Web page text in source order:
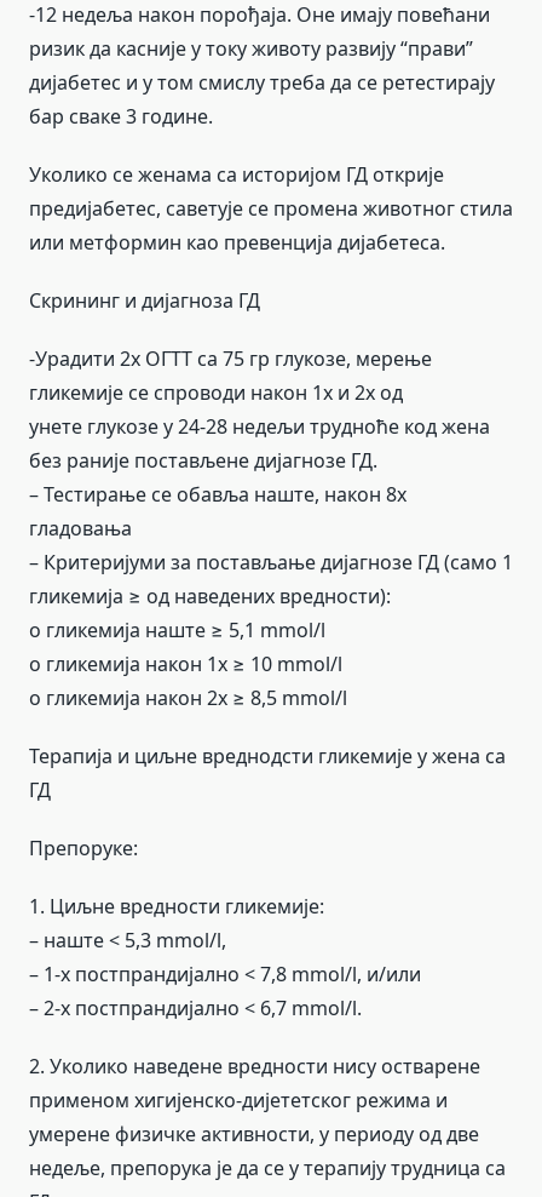
-12 недеља након порођаја. Оне имају повећани
ризик да касније у току животу развију “прави”
дијабетес и у том смислу треба да се ретестирају
бар сваке 3 године.
Уколико се женама са историјом ГД открије
предијабетес, саветује се промена животног стила
или метформин као превенција дијабетеса.
Скрининг и дијагноза ГД
-Урадити 2х ОГТТ са 75 гр глукозе, мерење
гликемије се спроводи након 1х и 2х од
унете глукозе у 24-28 недељи трудноће код жена
без раније постављене дијагнозе ГД.
– Тестирање се обавља наште, након 8х
гладовања
– Критеријуми за постављање дијагнозе ГД (само 1
гликемија ≥ од наведених вредности):
о гликемија наште ≥ 5,1 mmol/l
о гликемија након 1х ≥ 10 mmol/l
о гликемија након 2х ≥ 8,5 mmol/l
Терапија и циљне вреднодсти гликемије у жена са
ГД
Препоруке:
1. Циљне вредности гликемије:
– наште < 5,3 mmol/l,
– 1-х постпрандијално < 7,8 mmol/l, и/или
– 2-х постпрандијално < 6,7 mmol/l.
2. Уколико наведене вредности нису остварене
применом хигијенско-дијететског режима и
умерене физичке активности, у периоду од две
недеље, препорука је да се у терапију трудница са